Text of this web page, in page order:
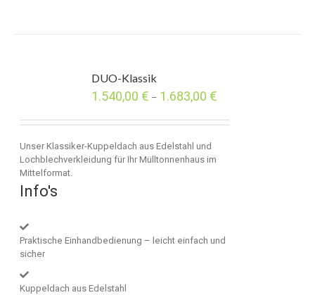
DUO-Klassik
1.540,00 € – 1.683,00 €
Unser Klassiker-Kuppeldach aus Edelstahl und
Lochblechverkleidung für Ihr Mülltonnenhaus im
Mittelformat.
Info's
Praktische Einhandbedienung – leicht einfach und
sicher
Kuppeldach aus Edelstahl